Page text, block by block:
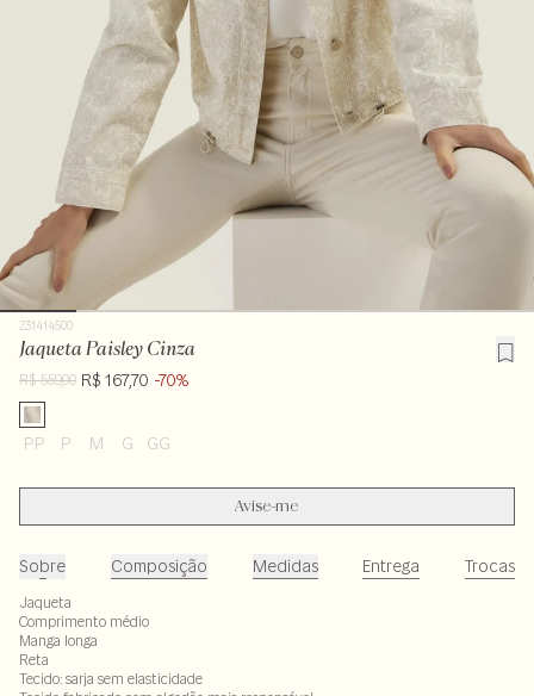
231414500
Jaqueta Paisley Cinza
R$ 559,00 R$ 167,70 -70%
PP P M G GG
Avise-me
Sobre Composição Medidas Entrega Trocas
Jaqueta
Comprimento médio
Manga longa
Reta
Tecido: sarja sem elasticidade